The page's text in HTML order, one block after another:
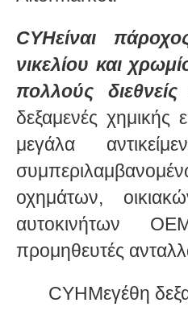
CYHείναι
νικελίου και
πολλούς
δεξαμενές χημικής
μεγάλα
οχημάτων,
αυτοκινήτων
προμηθευτές
CYHΜεγέθη